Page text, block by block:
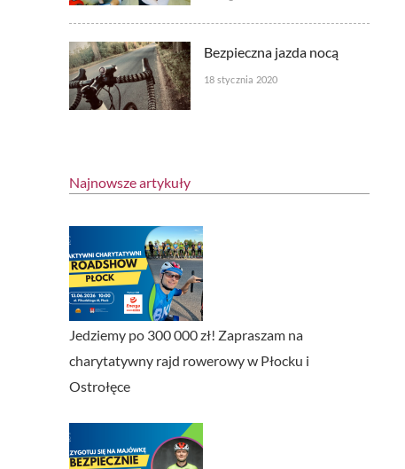
Bezpieczna jazda nocą
18 stycznia 2020
Najnowsze artykuły
Jedziemy po 300 000 zł! Zapraszam na
charytatywny rajd rowerowy w Płocku i
Ostrołęce